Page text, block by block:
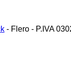
- Flero - P.IVA